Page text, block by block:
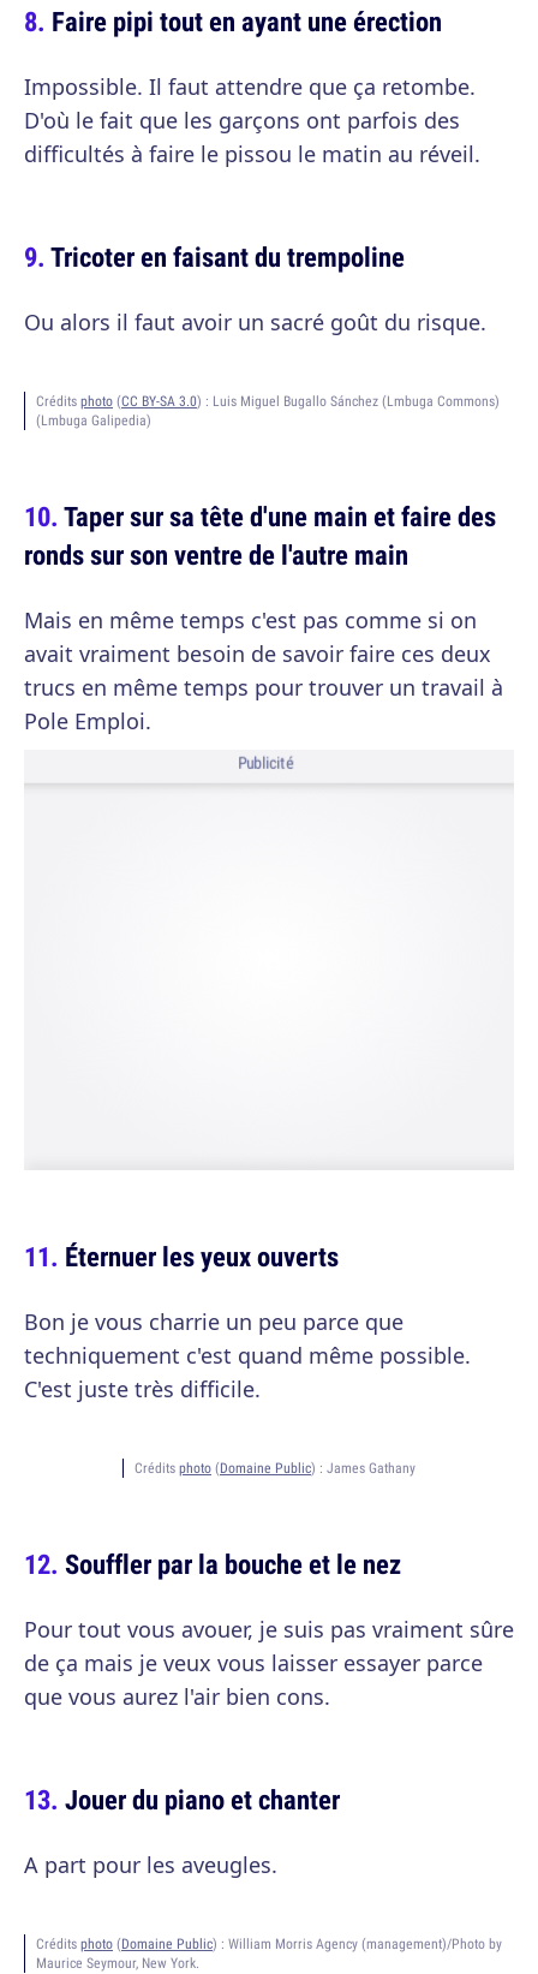
Faire pipi tout en ayant une érection
Impossible. Il faut attendre que ça retombe.
D'où le fait que les garçons ont parfois des
difficultés à faire le pissou le matin au réveil.
Tricoter en faisant du trempoline
Ou alors il faut avoir un sacré goût du risque.
Crédits photo (CC BY-SA 3.0) : Luis Miguel Bugallo Sánchez (Lmbuga Commons)
(Lmbuga Galipedia)
Taper sur sa tête d'une main et faire des
ronds sur son ventre de l'autre main
Mais en même temps c'est pas comme si on
avait vraiment besoin de savoir faire ces deux
trucs en même temps pour trouver un travail à
Pole Emploi.
Publicité
Éternuer les yeux ouverts
Bon je vous charrie un peu parce que
techniquement c'est quand même possible.
C'est juste très difficile.
Crédits photo (Domaine Public) : James Gathany
Souffler par la bouche et le nez
Pour tout vous avouer, je suis pas vraiment sûre
de ça mais je veux vous laisser essayer parce
que vous aurez l'air bien cons.
Jouer du piano et chanter
A part pour les aveugles.
Crédits photo (Domaine Public) : William Morris Agency (management)/Photo by
Maurice Seymour, New York.